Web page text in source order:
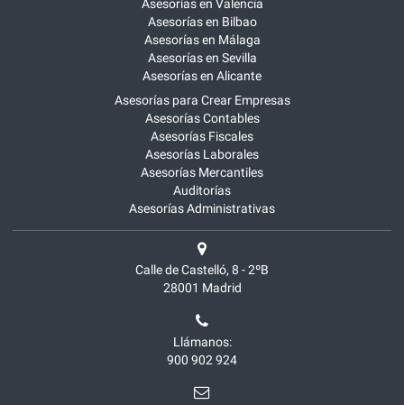
Asesorías en Valencia
Asesorías en Bilbao
Asesorías en Málaga
Asesorías en Sevilla
Asesorías en Alicante
Asesorías para Crear Empresas
Asesorías Contables
Asesorías Fiscales
Asesorías Laborales
Asesorías Mercantiles
Auditorías
Asesorías Administrativas
Calle de Castelló, 8 - 2ºB
28001 Madrid
Llámanos:
900 902 924